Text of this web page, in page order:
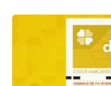
ocorreu
certame
Seduc PA
ofereceu 2.112
ensino. Na